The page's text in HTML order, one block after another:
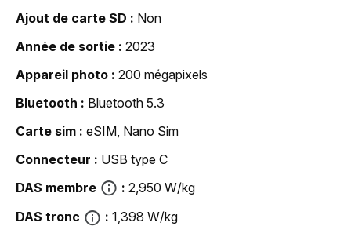
Ajout de carte SD
Non
Année de sortie
2023
Appareil photo
200 mégapixels
Bluetooth
Bluetooth 5.3
Carte sim
eSIM, Nano Sim
Connecteur
USB type C
DAS membre
2,950 W/kg
DAS tronc
1,398 W/kg